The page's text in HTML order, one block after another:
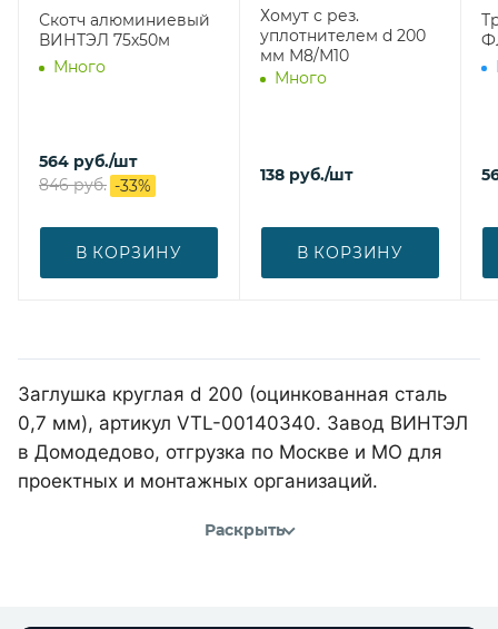
Скотч алюминиевый
ВИНТЭЛ 75х50м
Много
564 руб./шт
846руб. -33%
В КОРЗИНУ
Хомут с рез.
уплотнителем d 200
мм М8/М10
Много
138 руб./шт
В КОРЗИНУ
Заглушка круглая d 200 (оцинкованная сталь
0,7 мм), артикул VTL-00140340. Завод ВИНТЭЛ
в Домодедово, отгрузка по Москве и МО для
проектных и монтажных организаций.
Раскрыть